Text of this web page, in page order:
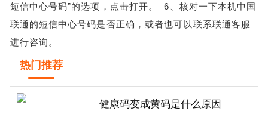
短信中心号码”的选项，点击打开。
6、核对一下本机中国
联通的短信中心号码是否正确，或者也可以联系联通客服
进行咨询。
热门推荐
健康码变成黄码是什么原因